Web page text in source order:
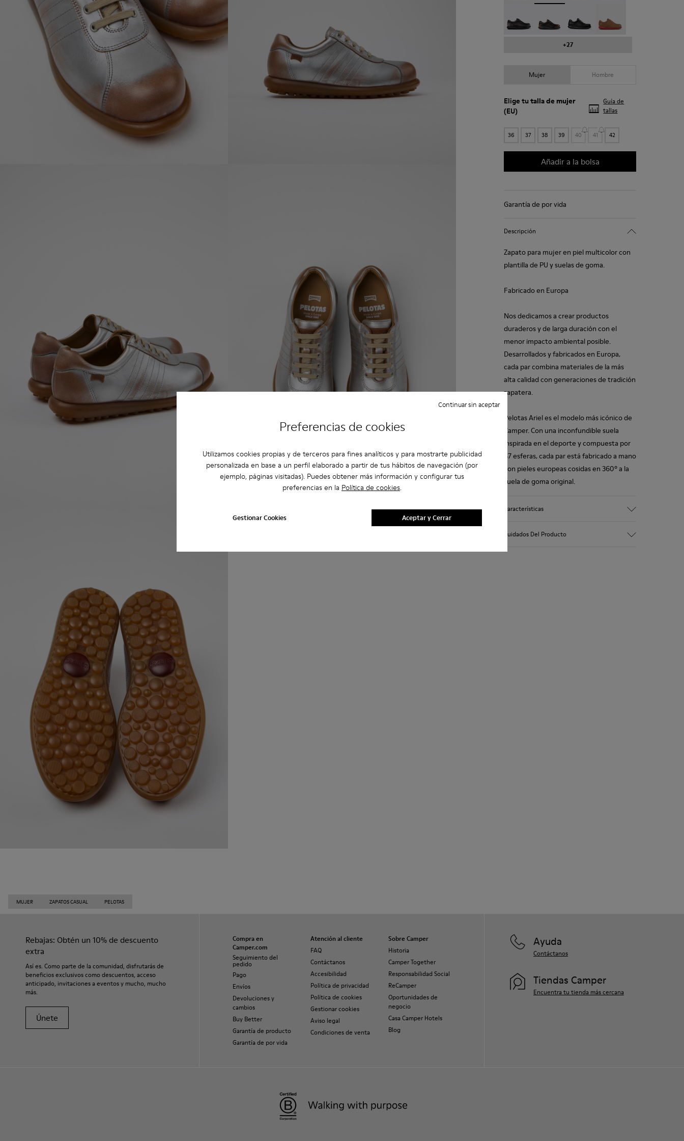
Preferencias de cookies
Utilizamos cookies propias y de terceros para fines analíticos y para mostrarte publicidad
personalizada en base a un perfil elaborado a partir de tus hábitos de navegación (por
ejemplo, páginas visitadas). Puedes obtener más información y configurar tus
preferencias en la Política de cookies.
Gestionar Cookies
Continuar sin aceptar
Aceptar y Cerrar
+27
Mujer Hombre
Elige tu talla de mujer
(EU)
Guía de
tallas
36 37 38 39 40 41 42
Añadir a la bolsa
Garantía de por vida
Descripción
Zapato para mujer en piel multicolor con
plantilla de PU y suelas de goma.
Fabricado en Europa
Nos dedicamos a crear productos
duraderos y de larga duración con el
menor impacto ambiental posible.
Desarrollados y fabricados en Europa,
cada par combina materiales de la más
alta calidad con generaciones de tradición
zapatera.
Pelotas Ariel es el modelo más icónico de
Camper. Con una inconfundible suela
inspirada en el deporte y compuesta por
87 esferas, cada par está fabricado a mano
con pieles europeas cosidas en 360º a la
suela de goma original.
Características
Color
Cuidados Del Producto
MUJER ZAPATOS CASUAL PELOTAS
Rebajas: Obtén un 10% de descuento
extra
Así es. Como parte de la comunidad, disfrutarás de
beneficios exclusivos como descuentos, acceso
anticipado, invitaciones a eventos y mucho, mucho
más.
Únete
Compra en
Camper.com
Seguimiento del
pedido
Pago
Envíos
Devoluciones y
cambios
Buy Better
Garantía de producto
Garantía de por vida
Atención al cliente
FAQ
Contáctanos
Accesibilidad
Política de privacidad
Política de cookies
Gestionar cookies
Aviso legal
Condiciones de venta
Sobre Camper
Historia
Camper Together
Responsabilidad Social
ReCamper
Oportunidades de
negocio
Casa Camper Hotels
Blog
Ayuda
Contáctanos
Tiendas Camper
Encuentra tu tienda más cercana